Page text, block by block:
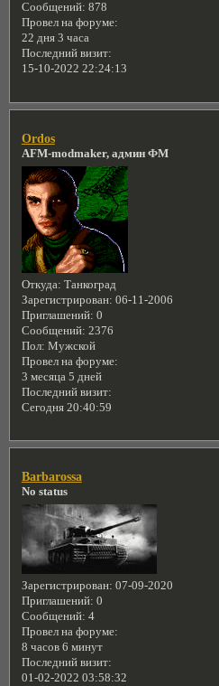
Сообщений: 878
Провел на форуме:
22 дня 3 часа
Последний визит:
15-10-2022 22:24:13
Ordos
AFM-modmaker, админ ФМ
Откуда: Танкоград
Зарегистрирован: 06-11-2006
Приглашений: 0
Сообщений: 2376
Пол: Мужской
Провел на форуме:
3 месяца 5 дней
Последний визит:
Сегодня 20:40:59
Barbarossa
No status
Зарегистрирован: 07-09-2020
Приглашений: 0
Сообщений: 4
Провел на форуме:
8 часов 6 минут
Последний визит:
01-02-2022 03:58:32